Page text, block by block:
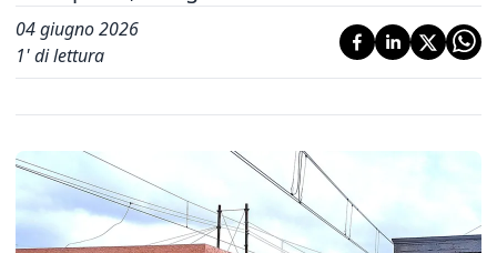
04 giugno 2026
1' di lettura